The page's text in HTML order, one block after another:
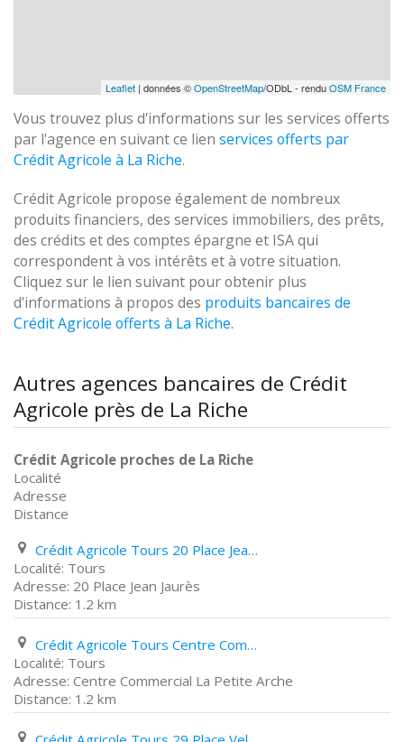
Leaflet | données ©OpenStreetMap/ODbL - renduOSM France
Vous trouvez plus d'informations sur les services offerts
par l'agence en suivant ce lien services offerts par
Crédit Agricole à La Riche.
Crédit Agricole propose également de nombreux
produits financiers, des services immobiliers, des prêts,
des crédits et des comptes épargne et ISA qui
correspondent à vos intérêts et à votre situation.
Cliquez sur le lien suivant pour obtenir plus
d'informations à propos des produits bancaires de
Crédit Agricole offerts à La Riche.
Autres agences bancaires de Crédit
Agricole près de La Riche
Crédit Agricole proches de La Riche
Localité
Adresse
Distance
Crédit Agricole Tours 20 Place Jean Jaurès
Tours
20 Place Jean Jaurès
1.2 km
Crédit Agricole Tours Centre Commercial La Petite Arche
Tours
Centre Commercial La Petite Arche
1.2 km